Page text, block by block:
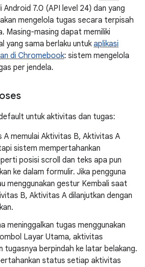
Android 7.0 (API level 24) dan yang
mengelola tugas secara terpisah
Masing-masing dapat memiliki
yang sama berlaku untuk aplikasi
di Chromebook: sistem mengelola
per jendela.
untuk aktivitas dan tugas:
A memulai Aktivitas B, Aktivitas A
sistem mempertahankan
posisi scroll dan teks apa pun
ke dalam formulir. Jika pengguna
menggunakan gestur Kembali saat
B, Aktivitas A dilanjutkan dengan
meninggalkan tugas menggunakan
Layar Utama, aktivitas
tugasnya berpindah ke latar belakang.
status setiap aktivitas